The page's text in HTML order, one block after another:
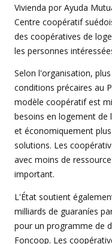
Vivienda por Ayuda
Centre coopératif
des coopératives de
les personnes
Selon l'organisation,
conditions précaires au
modèle coopératif est
besoins en logement de
et économiquement
solutions. Les
avec moins de
important.
L'État soutient
milliards de guaraníes
pour un programme de
Foncoop. Les